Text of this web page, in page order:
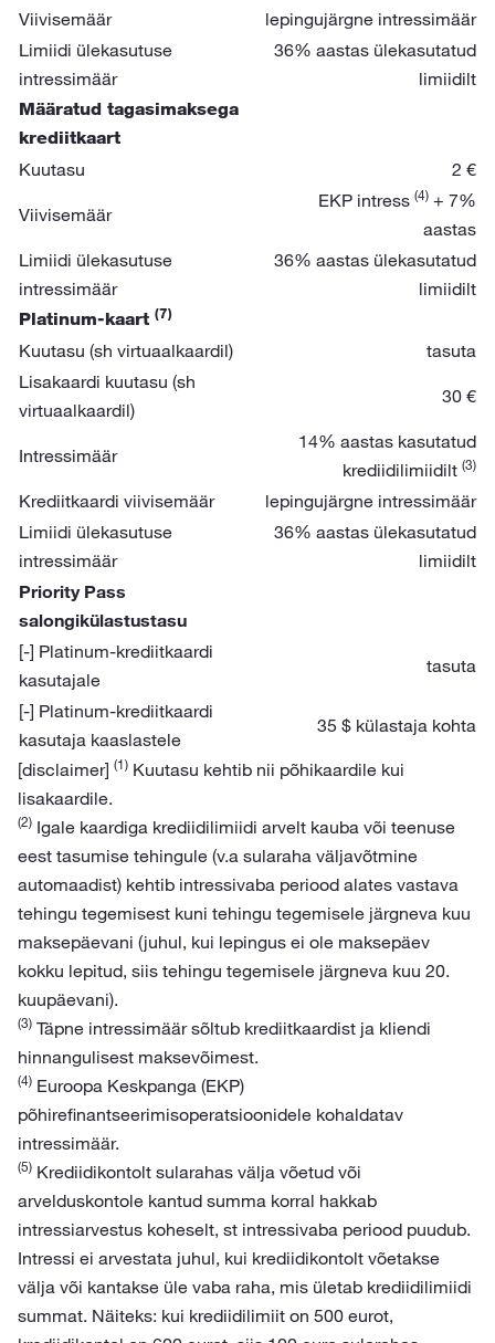
Viivisemäär
lepingujärgne intressimäär
Limiidi ülekasutuse
intressimäär
36% aastas ülekasutatud
limiidilt
Määratud tagasimaksega
krediitkaart
Kuutasu 2 €
Viivisemäär
EKP intress (4) + 7%
aastas
Limiidi ülekasutuse
intressimäär
36% aastas ülekasutatud
limiidilt
Platinum-kaart (7)
Kuutasu (sh virtuaalkaardil)
tasuta
Lisakaardi kuutasu (sh
virtuaalkaardil)
30 €
Intressimäär
14% aastas kasutatud
krediidilimiidilt (3)
Krediitkaardi viivisemäär
lepingujärgne intressimäär
Limiidi ülekasutuse
intressimäär
36% aastas ülekasutatud
limiidilt
Priority Pass
salongikülastustasu
[-] Platinum-krediitkaardi
kasutajale
tasuta
[-] Platinum-krediitkaardi
kasutaja kaaslastele
35 $ külastaja kohta
[disclaimer] (1) Kuutasu kehtib nii põhikaardile kui
lisakaardile.
(2) Igale kaardiga krediidilimiidi arvelt kauba või teenuse
eest tasumise tehingule (v.a sularaha väljavõtmine
automaadist) kehtib intressivaba periood alates vastava
tehingu tegemisest kuni tehingu tegemisele järgneva kuu
maksepäevani (juhul, kui lepingus ei ole maksepäev
kokku lepitud, siis tehingu tegemisele järgneva kuu 20.
kuupäevani).
(3) Täpne intressimäär sõltub krediitkaardist ja kliendi
hinnangulisest maksevõimest.
(4) Euroopa Keskpanga (EKP)
põhirefinantseerimisoperatsioonidele kohaldatav
intressimäär.
(5) Krediidikontolt sularahas välja võetud või
arvelduskontole kantud summa korral hakkab
intressiarvestus koheselt, st intressivaba periood puudub.
Intressi ei arvestata juhul, kui krediidikontolt võetakse
välja või kantakse üle vaba raha, mis ületab krediidilimiidi
summat. Näiteks: kui krediidilimiit on 500 eurot,